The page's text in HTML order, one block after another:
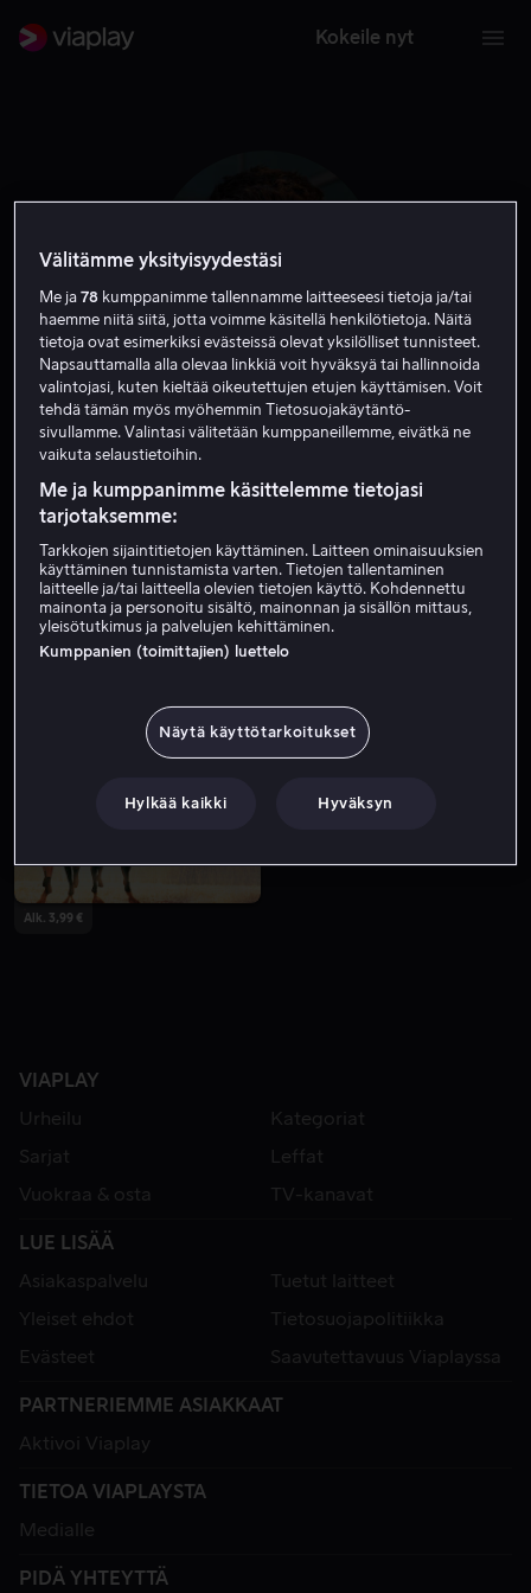
Kokeile nyt
Andrew Fleming
Tuotannonjohtaja Ohjaaja Kirjoittaja
Alk. 4,99 €
Alk. 3,99 €
VIAPLAY
Urheilu
Kategoriat
Sarjat
Leffat
Vuokraa & osta
TV-kanavat
LUE LISÄÄ
Asiakaspalvelu
Tuetut laitteet
Yleiset ehdot
Tietosuojapolitiikka
Evästeet
Saavutettavuus Viaplayssa
PARTNERIEMME ASIAKKAAT
Aktivoi Viaplay
TIETOA VIAPLAYSTA
Medialle
PIDÄ YHTEYTTÄ
Välitämme yksityisyydestäsi
Me ja78 kumppanimme tallennamme laitteeseesi tietoja ja/tai
haemme niitä siitä, jotta voimme käsitellä henkilötietoja. Näitä
tietoja ovat esimerkiksi evästeissä olevat yksilölliset tunnisteet.
Napsauttamalla alla olevaa linkkiä voit hyväksyä tai hallinnoida
valintojasi, kuten kieltää oikeutettujen etujen käyttämisen. Voit
tehdä tämän myös myöhemmin Tietosuojakäytäntö-
sivullamme. Valintasi välitetään kumppaneillemme, eivätkä ne
vaikuta selaustietoihin.
Me ja kumppanimme käsittelemme tietojasi
tarjotaksemme:
Tarkkojen sijaintitietojen käyttäminen. Laitteen ominaisuuksien
käyttäminen tunnistamista varten. Tietojen tallentaminen
laitteelle ja/tai laitteella olevien tietojen käyttö. Kohdennettu
mainonta ja personoitu sisältö, mainonnan ja sisällön mittaus,
yleisötutkimus ja palvelujen kehittäminen.
Kumppanien (toimittajien) luettelo
Näytä käyttötarkoitukset
Hylkää kaikki Hyväksyn